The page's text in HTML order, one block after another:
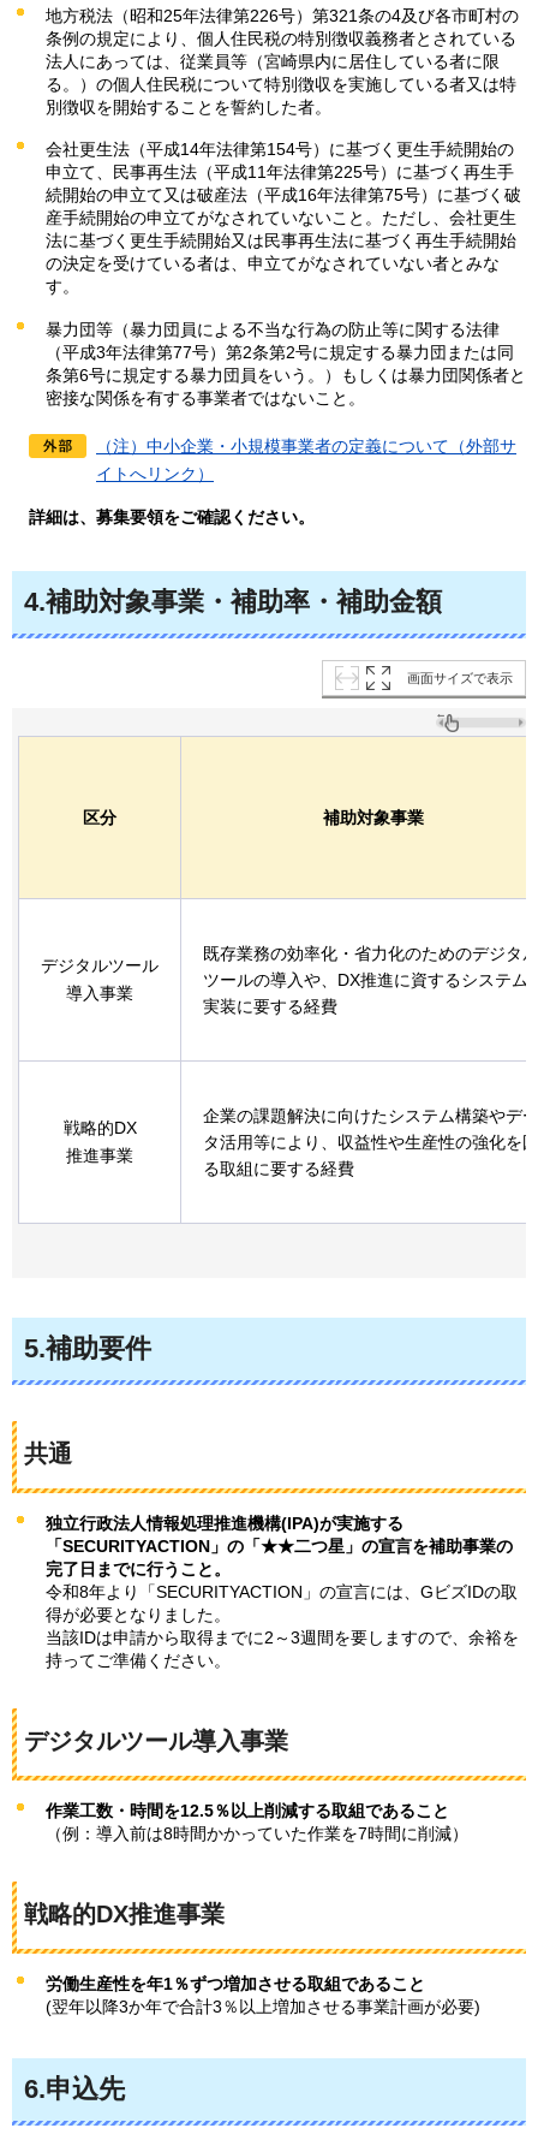
地方税法（昭和25年法律第226号）第321条の4及び各市町村の
条例の規定により、個人住民税の特別徴収義務者とされている
法人にあっては、従業員等（宮崎県内に居住している者に限
る。）の個人住民税について特別徴収を実施している者又は特
別徴収を開始することを誓約した者。
会社更生法（平成14年法律第154号）に基づく更生手続開始の
申立て、民事再生法（平成11年法律第225号）に基づく再生手
続開始の申立て又は破産法（平成16年法律第75号）に基づく破
産手続開始の申立てがなされていないこと。ただし、会社更生
法に基づく更生手続開始又は民事再生法に基づく再生手続開始
の決定を受けている者は、申立てがなされていない者とみな
す。
暴力団等（暴力団員による不当な行為の防止等に関する法律
（平成3年法律第77号）第2条第2号に規定する暴力団または同
条第6号に規定する暴力団員をいう。）もしくは暴力団関係者と
密接な関係を有する事業者ではないこと。
（注）中小企業・小規模事業者の定義について（外部サ
イトへリンク）
詳細は、募集要領をご確認ください。
4.補助対象事業・補助率・補助金額
画面サイズで表示
区分 補助対象事業
デジタルツール
導入事業
既存業務の効率化・省力化のためのデジタル
ツールの導入や、DX推進に資するシステム
実装に要する経費
戦略的DX
推進事業
企業の課題解決に向けたシステム構築やデー
タ活用等により、収益性や生産性の強化を図
る取組に要する経費
5.補助要件
共通
独立行政法人情報処理推進機構(IPA)が実施する
「SECURITYACTION」の「★★二つ星」の宣言を補助事業の
完了日までに行うこと。
令和8年より「SECURITYACTION」の宣言には、GビズIDの取
得が必要となりました。
当該IDは申請から取得までに2～3週間を要しますので、余裕を
持ってご準備ください。
デジタルツール導入事業
作業工数・時間を12.5％以上削減する取組であること
（例：導入前は8時間かかっていた作業を7時間に削減）
戦略的DX推進事業
労働生産性を年1％ずつ増加させる取組であること
(翌年以降3か年で合計3％以上増加させる事業計画が必要)
6.申込先